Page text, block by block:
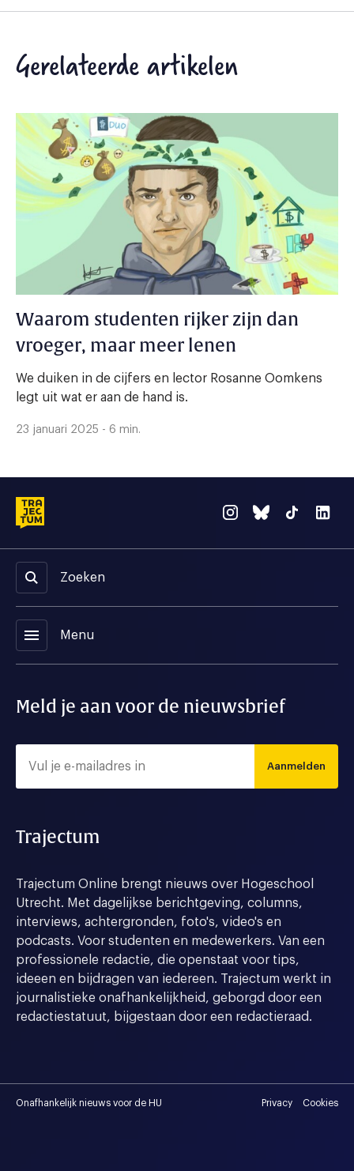
Gerelateerde artikelen
Waarom studenten rijker zijn dan
vroeger, maar meer lenen
We duiken in de cijfers en lector Rosanne Oomkens
legt uit wat er aan de hand is.
23 januari 2025 - 6 min.
Zoeken
menu Menu
Meld je aan voor de nieuwsbrief
Aanmelden
Trajectum
Trajectum Online brengt nieuws over Hogeschool
Utrecht. Met dagelijkse berichtgeving, columns,
interviews, achtergronden, foto's, video's en
podcasts. Voor studenten en medewerkers. Van een
professionele redactie, die openstaat voor tips,
ideeen en bijdragen van iedereen. Trajectum werkt in
journalistieke onafhankelijkheid, geborgd door een
redactiestatuut, bijgestaan door een redactieraad.
Onafhankelijk nieuws voor de HU Privacy Cookies